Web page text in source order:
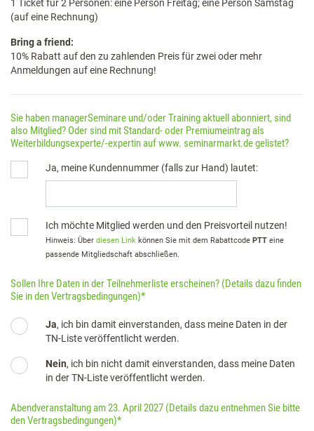
1 Ticket für 2 Personen: eine Person Freitag; eine Person Samstag
(auf eine Rechnung)
Bring a friend:
10% Rabatt auf den zu zahlenden Preis für zwei oder mehr
Anmeldungen auf eine Rechnung!
Sie haben managerSeminare und/oder Training aktuell abonniert, sind
also Mitglied? Oder sind mit Standard- oder Premiumeintrag als
Weiterbildungsexperte/-expertin auf www. seminarmarkt.de gelistet?
Ja, meine Kundennummer (falls zur Hand) lautet:
Ich möchte Mitglied werden und den Preisvorteil nutzen!
Hinweis: Über diesen Link können Sie mit dem Rabattcode PTT eine
passende Mitgliedschaft abschließen.
Sollen Ihre Daten in der Teilnehmerliste erscheinen? (Details dazu finden
Sie in denVertragsbedingungen)*
Sollen Ihre Daten in der Teilnehmerliste
Ja, ich bin damit einverstanden, dass meine Daten in der
TN-Liste veröffentlicht werden.
Nein, ich bin nicht damit einverstanden, dass meine Daten
in der TN-Liste veröffentlicht werden.
Abendveranstaltung am 23. April 2027 (Details dazu entnehmen Sie bitte
denVertragsbedingungen)*